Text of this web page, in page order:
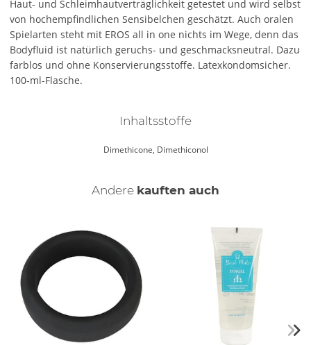
Haut- und Schleimhautverträglichkeit getestet und wird selbst
von hochempfindlichen Sensibelchen geschätzt. Auch oralen
Spielarten steht mit EROS all in one nichts im Wege, denn das
Bodyfluid ist natürlich geruchs- und geschmacksneutral. Dazu
farblos und ohne Konservierungsstoffe. Latexkondomsicher.
100-ml-Flasche.
Inhaltsstoffe
Dimethicone, Dimethiconol
Andere kauften auch